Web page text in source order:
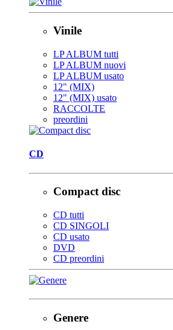
Vinile
LP ALBUM tutti
LP ALBUM nuovi
LP ALBUM usato
12" (MIX)
12" (MIX) usato
RACCOLTE
preordini
CD
Compact disc
CD tutti
CD SINGOLI
CD usato
DVD
CD preordini
Genere